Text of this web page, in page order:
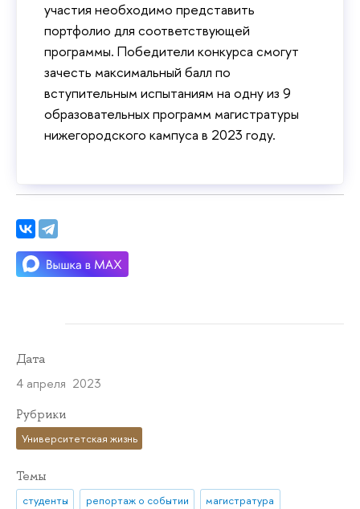
участия необходимо представить
портфолио для соответствующей
программы. Победители конкурса смогут
зачесть максимальный балл по
вступительным испытаниям на одну из 9
образовательных программ магистратуры
нижегородского кампуса в 2023 году.
Дата
4 апреля 2023
Рубрики
Университетская жизнь
Темы
студенты репортаж о событии магистратура